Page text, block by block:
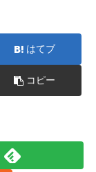
はてブ
コピー